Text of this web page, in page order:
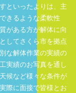
といったよりは、主
きるような柔軟性
がある方が解体に向
してさくら市を拠点
な解体作業の実績の
実績のお写真を通し
候など様々な条件が
際に面接で皆様とお